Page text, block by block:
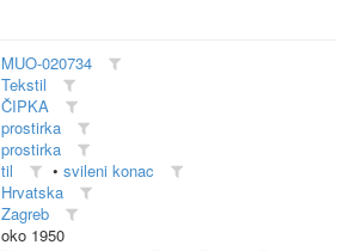
MUO-020734
Tekstil
ČIPKA
prostirka
prostirka
til • svileni konac
Hrvatska
Zagreb
oko 1950